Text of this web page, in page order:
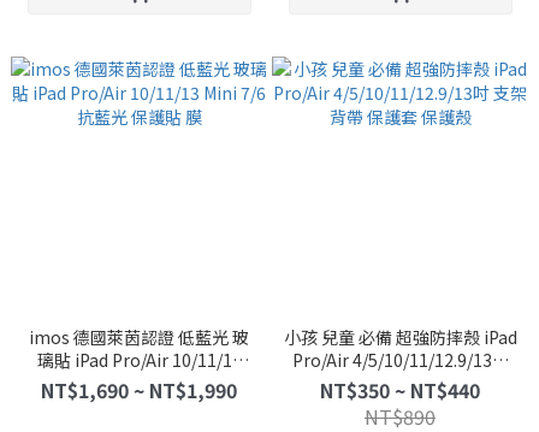
imos 德國萊茵認證 低藍光 玻
璃貼 iPad Pro/Air 10/11/13
Mini 7/6 抗藍光 保護貼 膜
NT$1,690 ~ NT$1,990
小孩 兒童 必備 超強防摔殼 iPad
Pro/Air 4/5/10/11/12.9/13吋
支架 背帶 保護套 保護殼
NT$350 ~ NT$440
NT$890